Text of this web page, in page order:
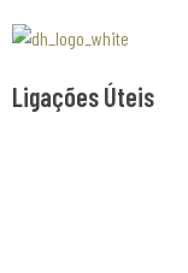
Ligações Úteis